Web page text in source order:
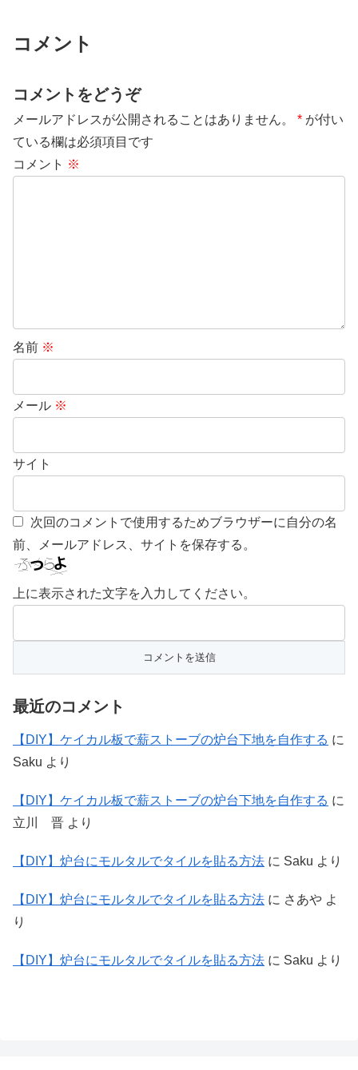
コメント
コメントをどうぞ
メールアドレスが公開されることはありません。 * が付い
ている欄は必須項目です
コメント ※
名前 ※
メール ※
サイト
次回のコメントで使用するためブラウザーに自分の名
前、メールアドレス、サイトを保存する。
上に表示された文字を入力してください。
最近のコメント
【DIY】ケイカル板で薪ストーブの炉台下地を自作する に
Saku より
【DIY】ケイカル板で薪ストーブの炉台下地を自作する に
立川 晋 より
【DIY】炉台にモルタルでタイルを貼る方法 に Saku より
【DIY】炉台にモルタルでタイルを貼る方法 に さあや よ
り
【DIY】炉台にモルタルでタイルを貼る方法 に Saku より